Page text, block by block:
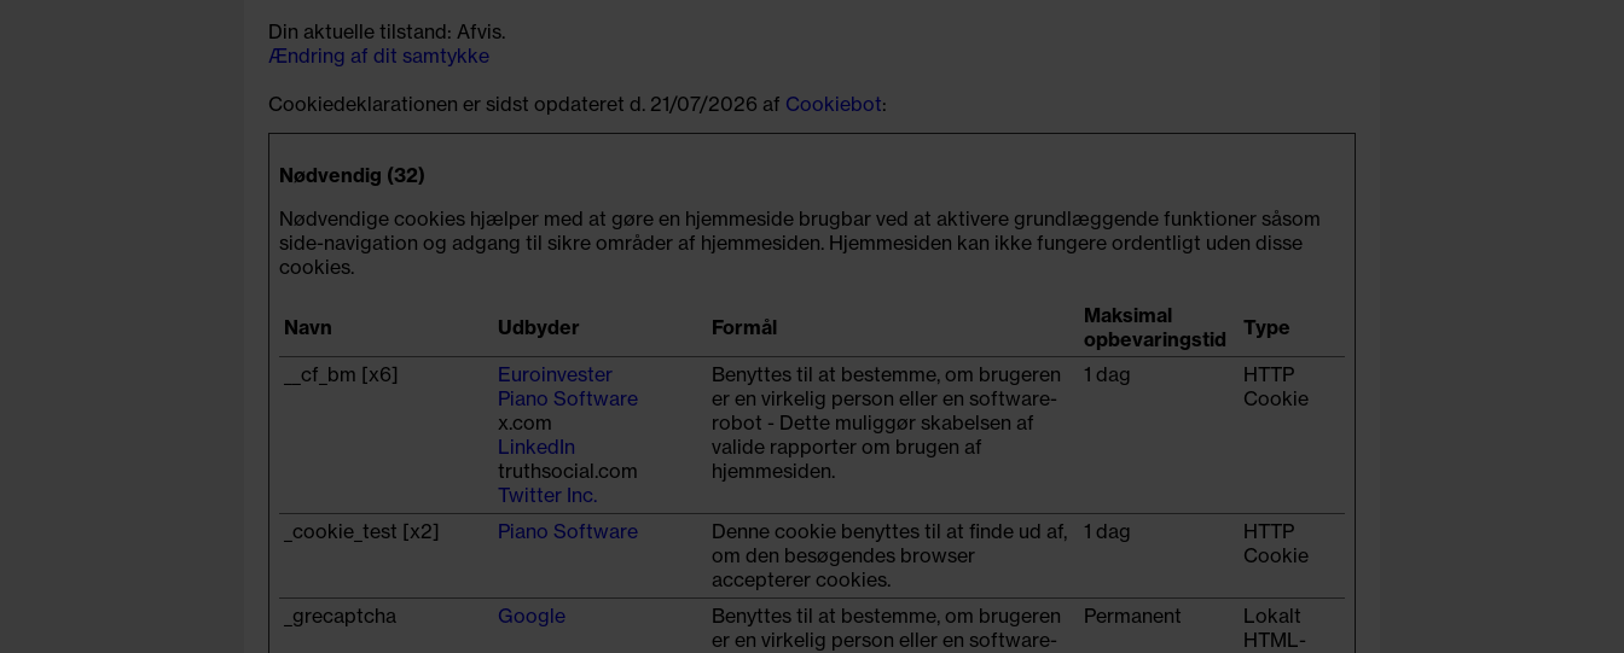
Din aktuelle tilstand: Afvis.
Ændring af dit samtykke
Cookiedeklarationen er sidst opdateret d. 21/07/2026 af Cookiebot:
Nødvendig (32)
Nødvendige cookies hjælper med at gøre en hjemmeside brugbar ved at aktivere grundlæggende funktioner såsom
side-navigation og adgang til sikre områder af hjemmesiden. Hjemmesiden kan ikke fungere ordentligt uden disse
cookies.
Navn Udbyder Formål
Maksimal
opbevaringstid
Type
__cf_bm [x6]
Euroinvester
Piano Software
x.com
LinkedIn
truthsocial.com
Twitter Inc.
Benyttes til at bestemme, om brugeren
er en virkelig person eller en software-
robot - Dette muliggør skabelsen af
valide rapporter om brugen af
hjemmesiden.
1 dag
HTTP
Cookie
_cookie_test [x2] Piano Software
Denne cookie benyttes til at finde ud af,
om den besøgendes browser
accepterer cookies.
1 dag
HTTP
Cookie
_grecaptcha Google
Benyttes til at bestemme, om brugeren
er en virkelig person eller en software-
Permanent
Lokalt
HTML-